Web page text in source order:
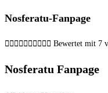
Nosferatu-Fanpage
          Bewertet mit 7
Nosferatu Fanpage